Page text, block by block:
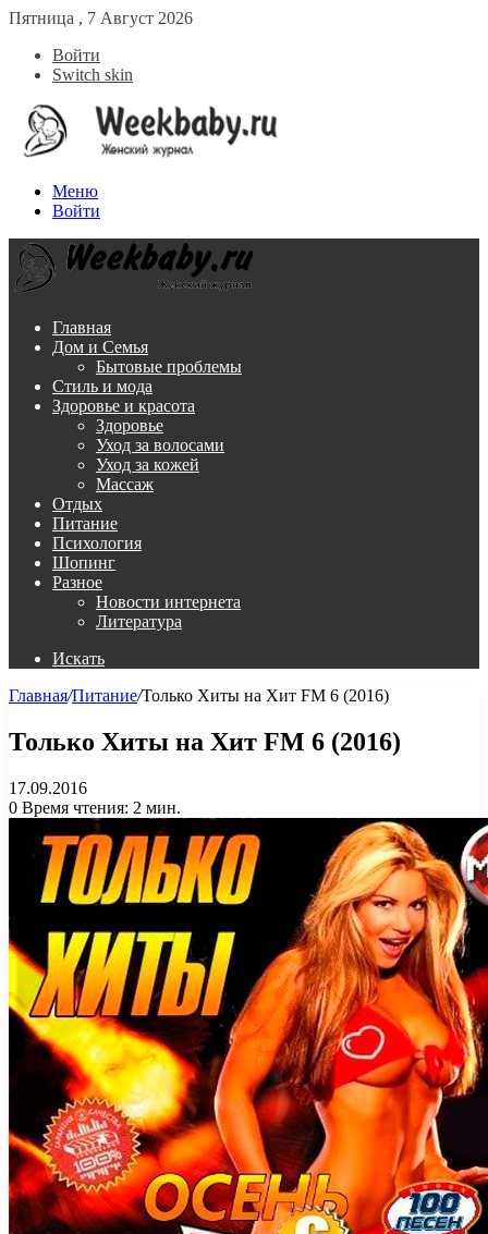
Пятница , 7 Август 2026
Войти
Switch skin
Меню
Войти
Главная
Дом и Семья
Бытовые проблемы
Стиль и мода
Здоровье и красота
Здоровье
Уход за волосами
Уход за кожей
Массаж
Отдых
Питание
Психология
Шопинг
Разное
Новости интернета
Литература
Искать
Главная/Питание/Только Хиты на Хит FM 6 (2016)
Только Хиты на Хит FM 6 (2016)
17.09.2016
0 Время чтения: 2 мин.